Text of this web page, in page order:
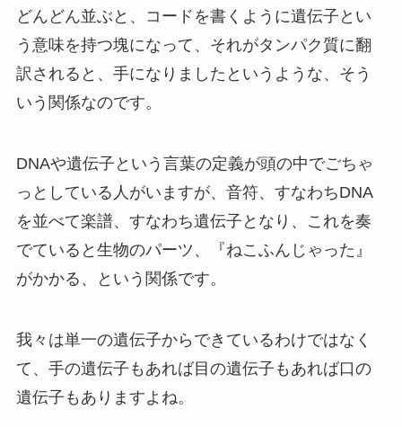
どんどん並ぶと、コードを書くように遺伝子とい
う意味を持つ塊になって、それがタンパク質に翻
訳されると、手になりましたというような、そう
いう関係なのです。
DNAや遺伝子という言葉の定義が頭の中でごちゃ
っとしている人がいますが、音符、すなわちDNA
を並べて楽譜、すなわち遺伝子となり、これを奏
でていると生物のパーツ、『ねこふんじゃった』
がかかる、という関係です。
我々は単一の遺伝子からできているわけではなく
て、手の遺伝子もあれば目の遺伝子もあれば口の
遺伝子もありますよね。